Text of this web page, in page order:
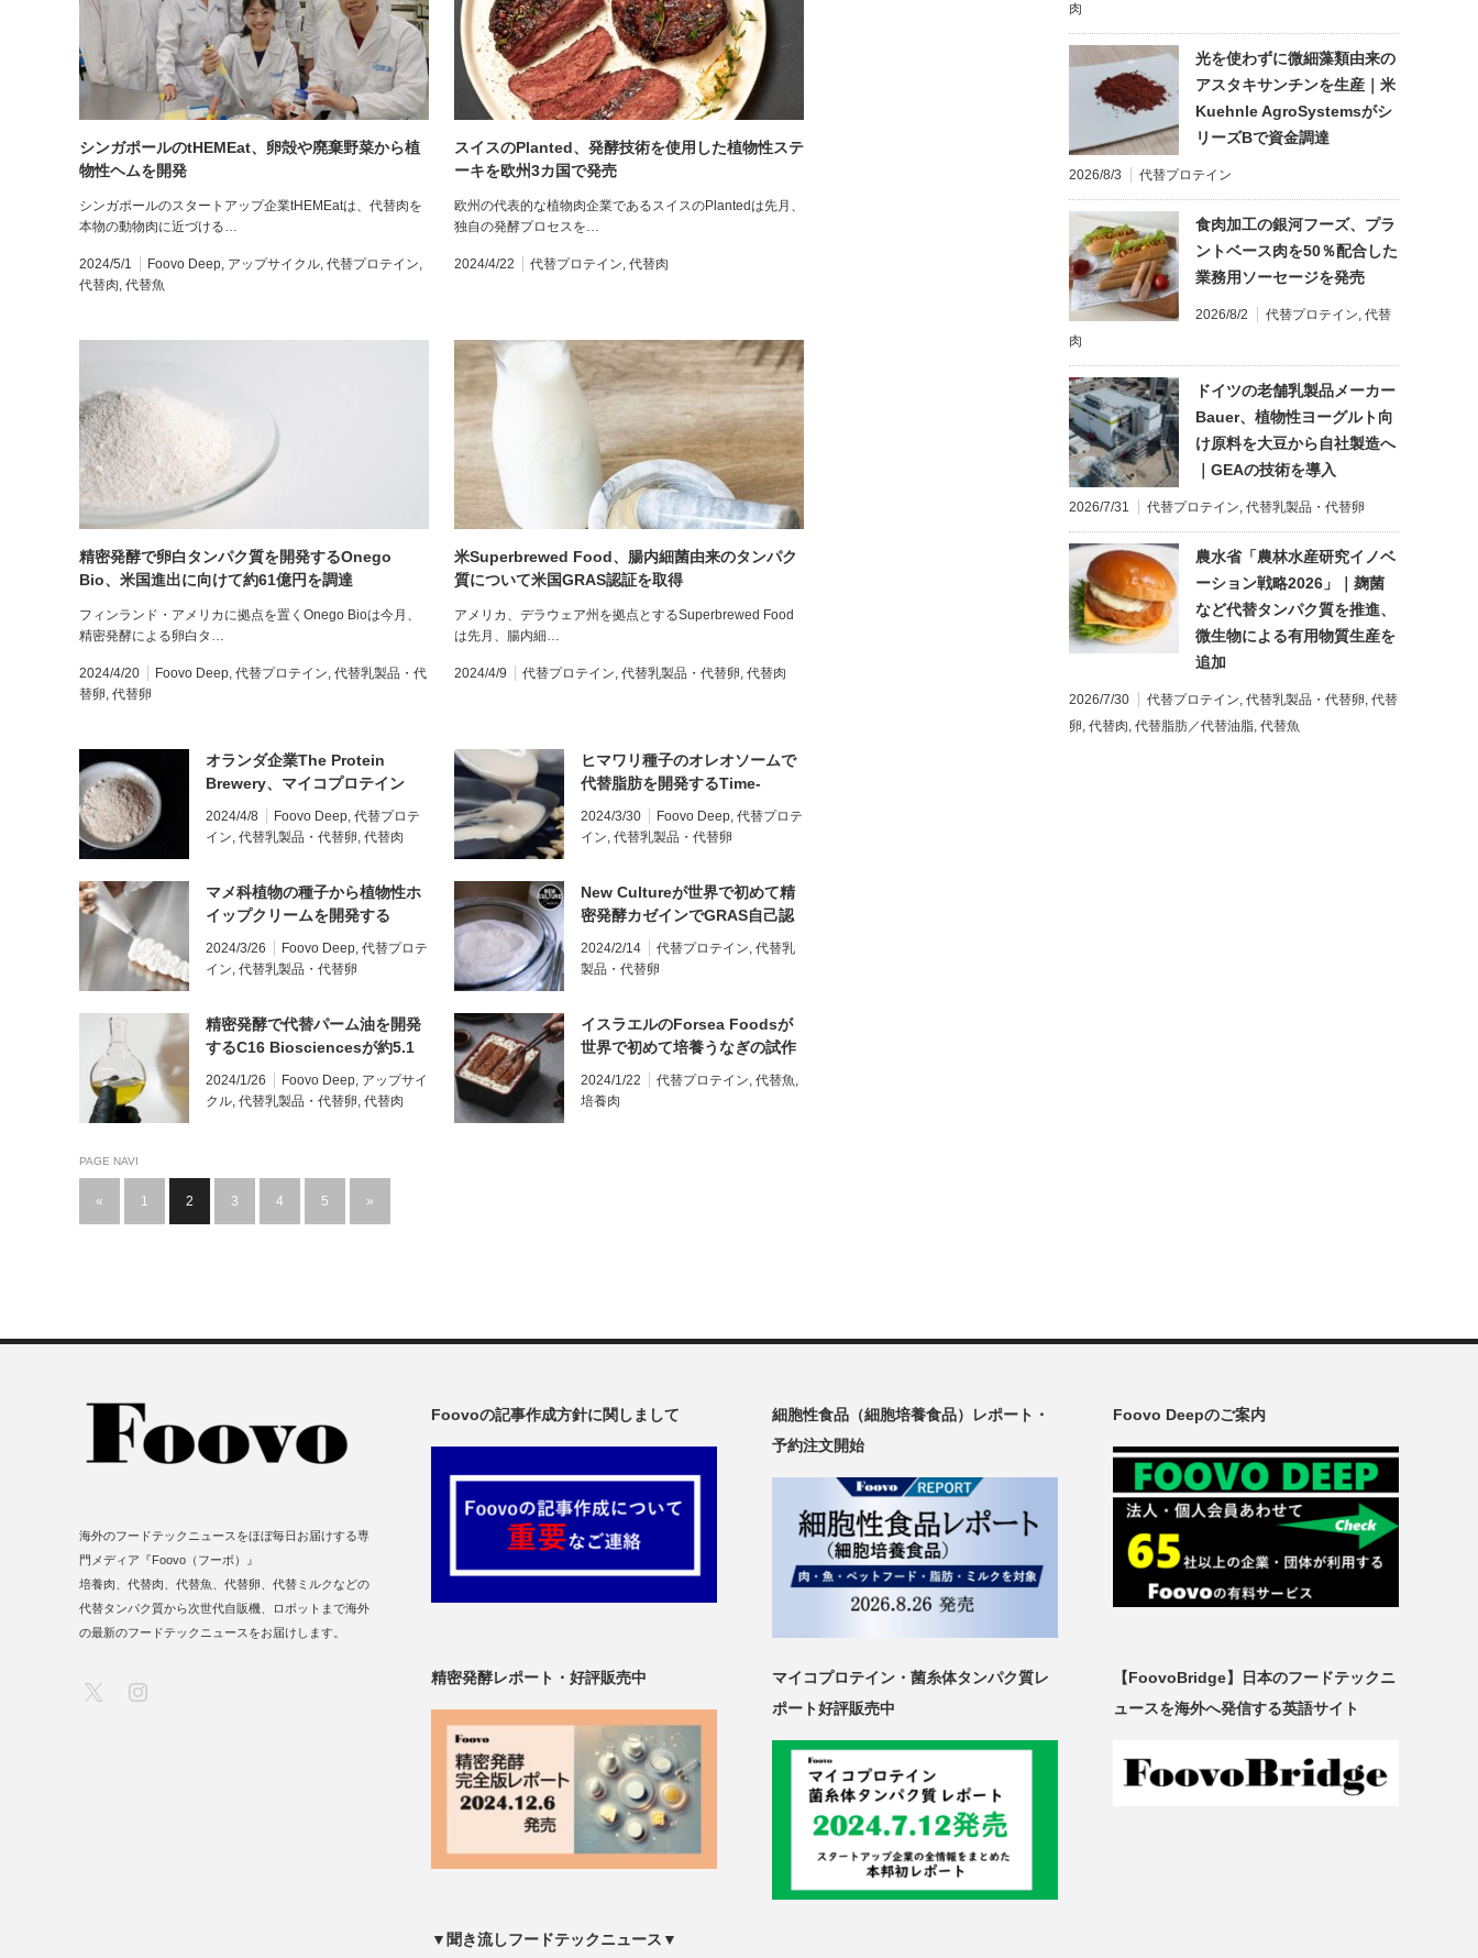
シンガポールのtHEMEat、卵殻や廃棄野菜から植
物性ヘムを開発
シンガポールのスタートアップ企業tHEMEatは、代替肉を
本物の動物肉に近づける…
2024/5/1 Foovo Deep, アップサイクル, 代替プロテイン,
代替肉, 代替魚
スイスのPlanted、発酵技術を使用した植物性ステ
ーキを欧州3カ国で発売
欧州の代表的な植物肉企業であるスイスのPlantedは先月、
独自の発酵プロセスを…
2024/4/22 代替プロテイン, 代替肉
精密発酵で卵白タンパク質を開発するOnego
Bio、米国進出に向けて約61億円を調達
フィンランド・アメリカに拠点を置くOnego Bioは今月、
精密発酵による卵白タ…
2024/4/20 Foovo Deep, 代替プロテイン, 代替乳製品・代
替卵, 代替卵
米Superbrewed Food、腸内細菌由来のタンパク
質について米国GRAS認証を取得
アメリカ、デラウェア州を拠点とするSuperbrewed Food
は先月、腸内細…
2024/4/9 代替プロテイン, 代替乳製品・代替卵, 代替肉
オランダ企業The Protein
Brewery、マイコプロテイン
Fermoteinの認可をシンガポー
ルで取得
2024/4/8 Foovo Deep, 代替プロテ
イン, 代替乳製品・代替卵, 代替肉
ヒマワリ種子のオレオソームで
代替脂肪を開発するTime-
travelling Milkmanが約1.4億円
を調達
2024/3/30 Foovo Deep, 代替プロテ
イン, 代替乳製品・代替卵
マメ科植物の種子から植物性ホ
イップクリームを開発する
ANDFOODSが約4億円を調達
2024/3/26 Foovo Deep, 代替プロテ
イン, 代替乳製品・代替卵
New Cultureが世界で初めて精
密発酵カゼインでGRAS自己認
2024/2/14 代替プロテイン, 代替乳
製品・代替卵
精密発酵で代替パーム油を開発
するC16 Biosciencesが約5.1
億円を調達、食品事業を強化
2024/1/26 Foovo Deep, アップサイ
クル, 代替乳製品・代替卵, 代替肉
イスラエルのForsea Foodsが
世界で初めて培養うなぎの試作
2024/1/22 代替プロテイン, 代替魚,
培養肉
PAGE NAVI
« 1 2 3 4 5 »
肉
光を使わずに微細藻類由来の
アスタキサンチンを生産｜米
Kuehnle AgroSystemsがシ
リーズBで資金調達
2026/8/3 代替プロテイン
食肉加工の銀河フーズ、プラ
ントベース肉を50％配合した
業務用ソーセージを発売
2026/8/2 代替プロテイン, 代替
肉
ドイツの老舗乳製品メーカー
Bauer、植物性ヨーグルト向
け原料を大豆から自社製造へ
｜GEAの技術を導入
2026/7/31 代替プロテイン, 代替乳製品・代替卵
農水省「農林水産研究イノベ
ーション戦略2026」｜麹菌
など代替タンパク質を推進、
微生物による有用物質生産を
追加
2026/7/30 代替プロテイン, 代替乳製品・代替卵, 代替
卵, 代替肉, 代替脂肪／代替油脂, 代替魚
Foovoの記事作成方針に関しまして
細胞性食品（細胞培養食品）レポート・
予約注文開始
Foovo Deepのご案内
精密発酵レポート・好評販売中
マイコプロテイン・菌糸体タンパク質レ
ポート好評販売中
【FoovoBridge】日本のフードテックニ
ュースを海外へ発信する英語サイト
▼聞き流しフードテックニュース▼
海外のフードテックニュースをほぼ毎日お届けする専
門メディア『Foovo（フーボ）』
培養肉、代替肉、代替魚、代替卵、代替ミルクなどの
代替タンパク質から次世代自販機、ロボットまで海外
の最新のフードテックニュースをお届けします。